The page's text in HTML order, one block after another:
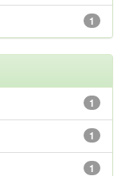
1
1
1
1